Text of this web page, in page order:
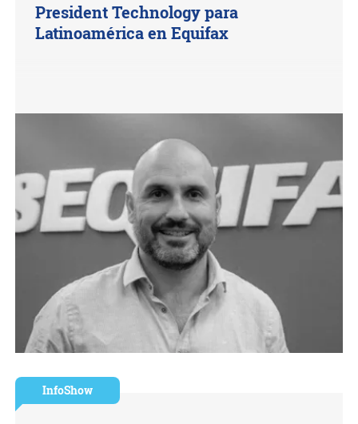
President Technology para
Latinoamérica en Equifax
InfoShow